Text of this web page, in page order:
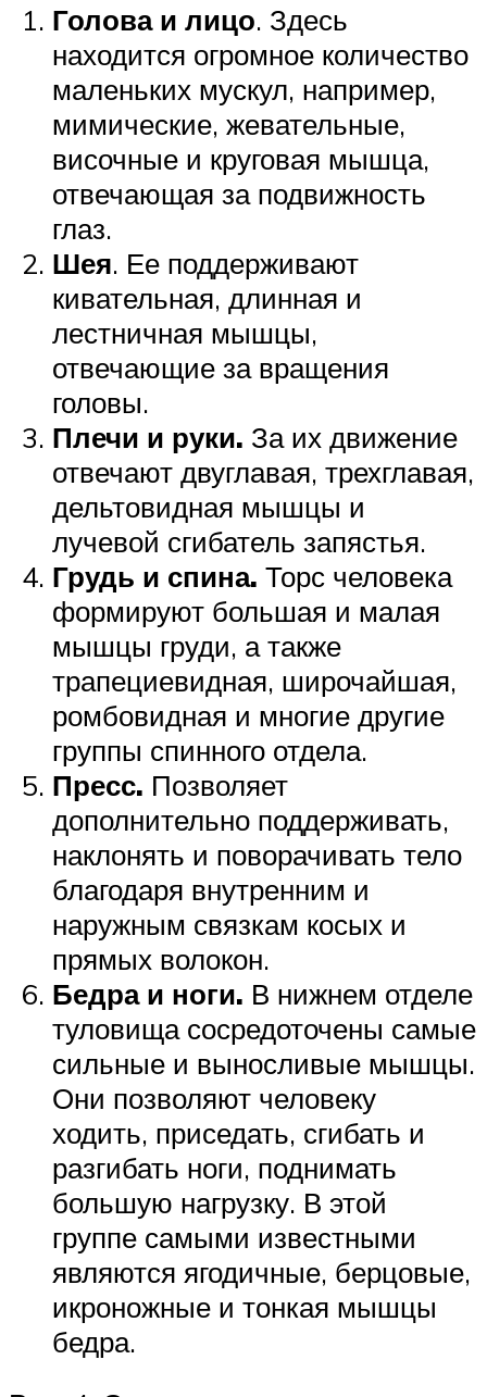
Голова и лицо. Здесь
находится огромное количество
маленьких мускул, например,
мимические, жевательные,
височные и круговая мышца,
отвечающая за подвижность
глаз.
Шея. Ее поддерживают
кивательная, длинная и
лестничная мышцы,
отвечающие за вращения
головы.
Плечи и руки. За их движение
отвечают двуглавая, трехглавая,
дельтовидная мышцы и
лучевой сгибатель запястья.
Грудь и спина. Торс человека
формируют большая и малая
мышцы груди, а также
трапециевидная, широчайшая,
ромбовидная и многие другие
группы спинного отдела.
Пресс. Позволяет
дополнительно поддерживать,
наклонять и поворачивать тело
благодаря внутренним и
наружным связкам косых и
прямых волокон.
Бедра и ноги. В нижнем отделе
туловища сосредоточены самые
сильные и выносливые мышцы.
Они позволяют человеку
ходить, приседать, сгибать и
разгибать ноги, поднимать
большую нагрузку. В этой
группе самыми известными
являются ягодичные, берцовые,
икроножные и тонкая мышцы
бедра.